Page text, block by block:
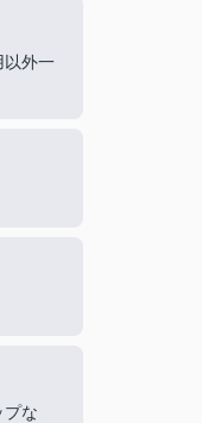
以外一
プな